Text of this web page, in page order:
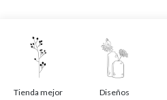
Tienda mejor
Diseños